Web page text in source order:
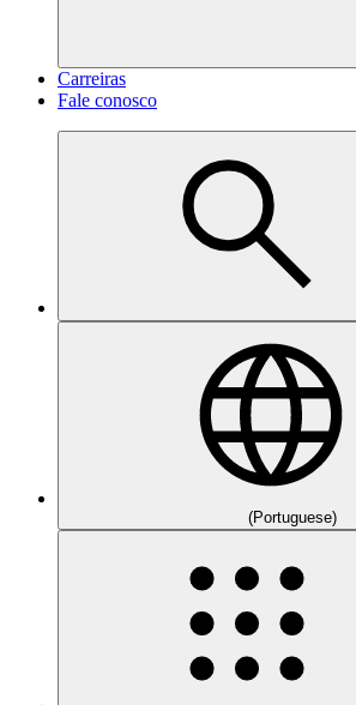
Carreiras
Fale conosco
(Portuguese)